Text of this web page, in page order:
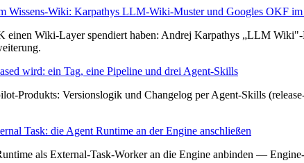
Wissens-Wiki: Karpathys LLM-Wiki-Muster und Googles OKF
einen Wiki-Layer spendiert haben: Andrej Karpathys „LLM
wird: ein Tag, eine Pipeline und drei Agent-Skills
Produkts: Versionslogik und Changelog per Agent-Skills
Task: die Agent Runtime an der Engine anschließen
als External-Task-Worker an die Engine anbinden —